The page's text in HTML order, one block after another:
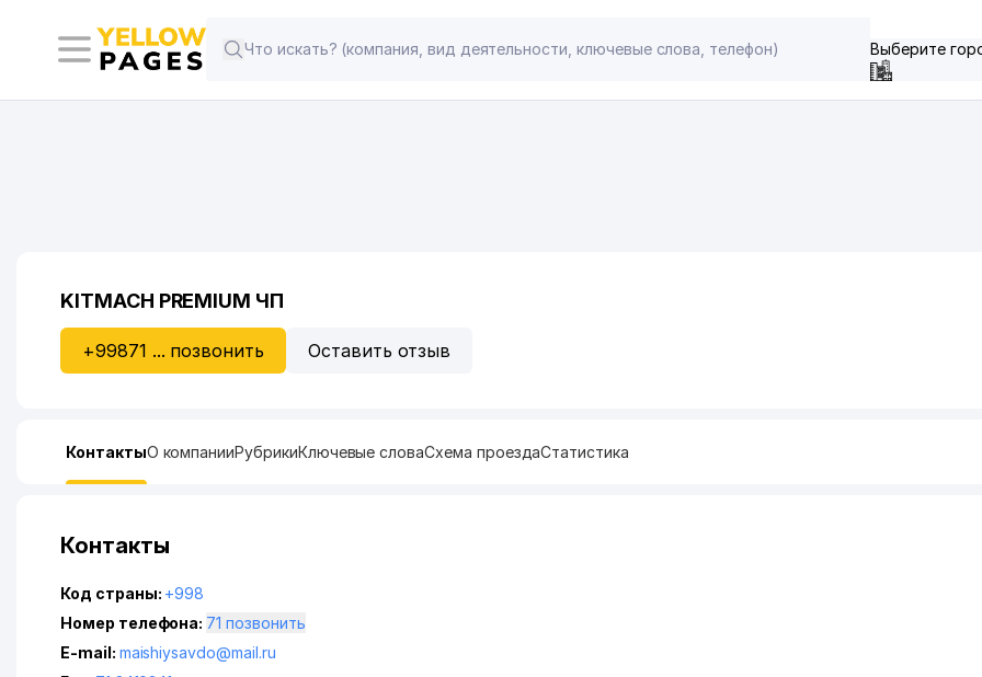
Выберите
KITMACH PREMIUM ЧП
+99871 ... позвонить Оставить отзыв
КонтактыО компанииРубрикиКлючевые словаСхема проездаСтатистика
Контакты
Код страны: +998
Номер телефона:
71 позвонить
E-mail: maishiysavdo@mail.ru